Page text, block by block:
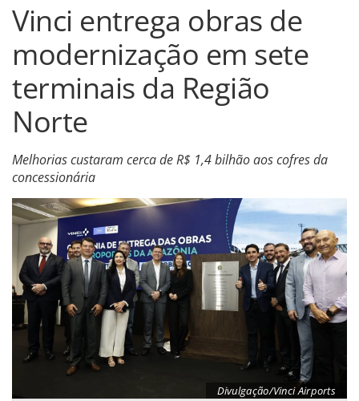
Vinci entrega obras de
modernização em sete
terminais da Região
Norte
Melhorias custaram cerca de R$ 1,4 bilhão aos cofres da
concessionária
Divulgação/Vinci Airports